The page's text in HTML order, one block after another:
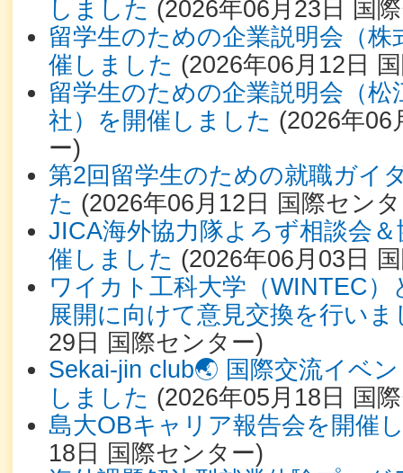
しました (2026年06月23日 国
留学生のための企業説明会（
催しました (2026年06月12日
留学生のための企業説明会（松
社）を開催しました (2026年06
ー)
第2回留学生のための就職ガイ
た (2026年06月12日 国際セン
JICA海外協力隊よろず相談会
催しました (2026年06月03日
ワイカト工科大学（WINTEC
展開に向けて意見交換を行いま
29日 国際センター)
Sekai-jin club🌏 国際交流イベ
しました (2026年05月18日 国
島大OBキャリア報告会を開催
18日 国際センター)